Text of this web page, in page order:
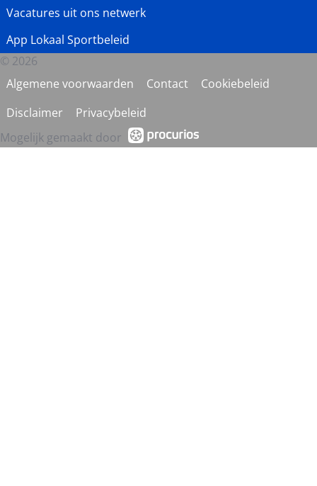
Vacatures uit ons netwerk
App Lokaal Sportbeleid
© 2026
Algemene voorwaarden
Contact
Cookiebeleid
Disclaimer
Privacybeleid
Mogelijk gemaakt door